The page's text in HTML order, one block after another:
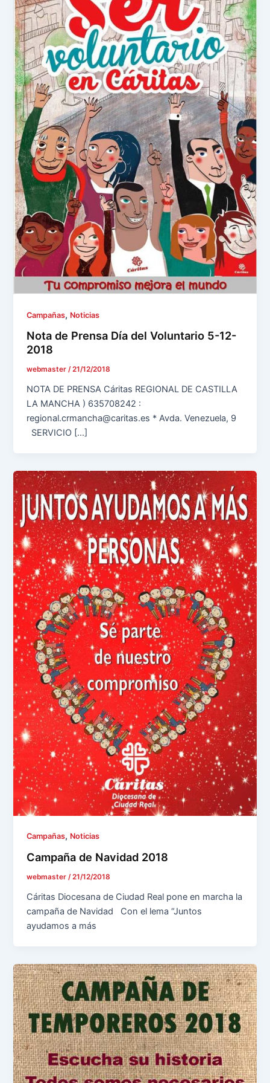
Campañas, Noticias
Nota de Prensa Día del Voluntario 5-12-
2018
webmaster/21/12/2018
NOTA DE PRENSA Cáritas REGIONAL DE CASTILLA
LA MANCHA ) 635708242 :
regional.crmancha@caritas.es * Avda. Venezuela, 9
SERVICIO […]
Campañas, Noticias
Campaña de Navidad 2018
webmaster/21/12/2018
Cáritas Diocesana de Ciudad Real pone en marcha la
campaña de Navidad Con el lema “Juntos
ayudamos a más